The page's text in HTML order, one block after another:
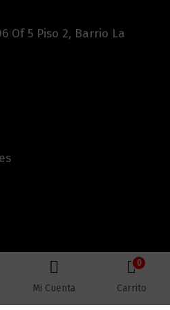
Of 5 Piso 2, Barrio La
© 2026 Lectores.co |
Mi Cuenta
0
Carrito